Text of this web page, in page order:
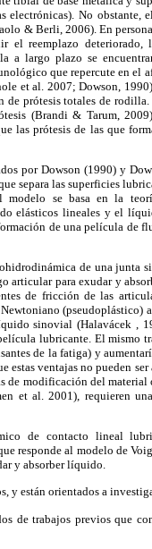
electrónicas). No obstante,
& Berli, 2006). En
el reemplazo deteriorado,
a largo plazo se
que repercute en el
et al. 2007; Dowson,
de prótesis totales de
(Brandi & Tarum,
las prótesis de las que
por Dowson (1990) y
separa las superficies
se basa en la
elásticos lineales y el
de una película de
de una junta
articular para exudar y
de fricción de las
(pseudoplástico)
sinovial (Halavácek ,
lubricante. El mismo
de la fatiga) y
ventajas no pueden ser
de modificación del material
et al. 2001), requieren
de contacto lineal
responde al modelo de
y absorber líquido.
y están orientados a
de trabajos previos que